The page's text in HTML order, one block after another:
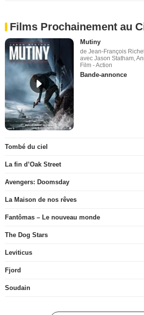
Films Prochainement au
Mutiny
de Jean-François
avec Jason Statham,
Film - Action
Bande-annonce
Tombé du ciel
La fin d’Oak Street
Avengers: Doomsday
La Maison de nos rêves
Fantômas – Le nouveau monde
The Dog Stars
Leviticus
Fjord
Soudain